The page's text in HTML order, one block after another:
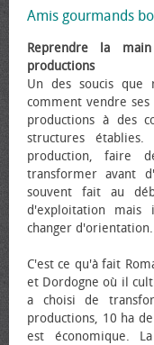
Amis gourmands
Reprendre la
productions
Un des soucis que
comment vendre
productions à des
structures
production, faire
transformer avant
souvent fait au
d'exploitation
changer d'orientation.
C'est ce qu'à fait
et Dordogne où il
a choisi de
productions, 10 ha
est économique.